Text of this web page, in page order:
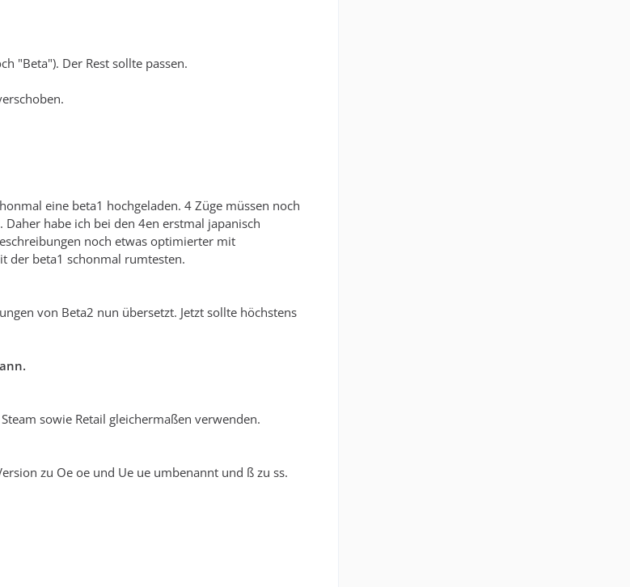
"Beta"). Der Rest sollte passen.
eine beta1 hochgeladen. 4 Züge müssen noch
habe ich bei den 4en erstmal japanisch
noch etwas optimierter mit
der beta1 schonmal rumtesten.
von Beta2 nun übersetzt. Jetzt sollte höchstens
sowie Retail gleichermaßen verwenden.
zu Oe oe und Ue ue umbenannt und ß zu ss.